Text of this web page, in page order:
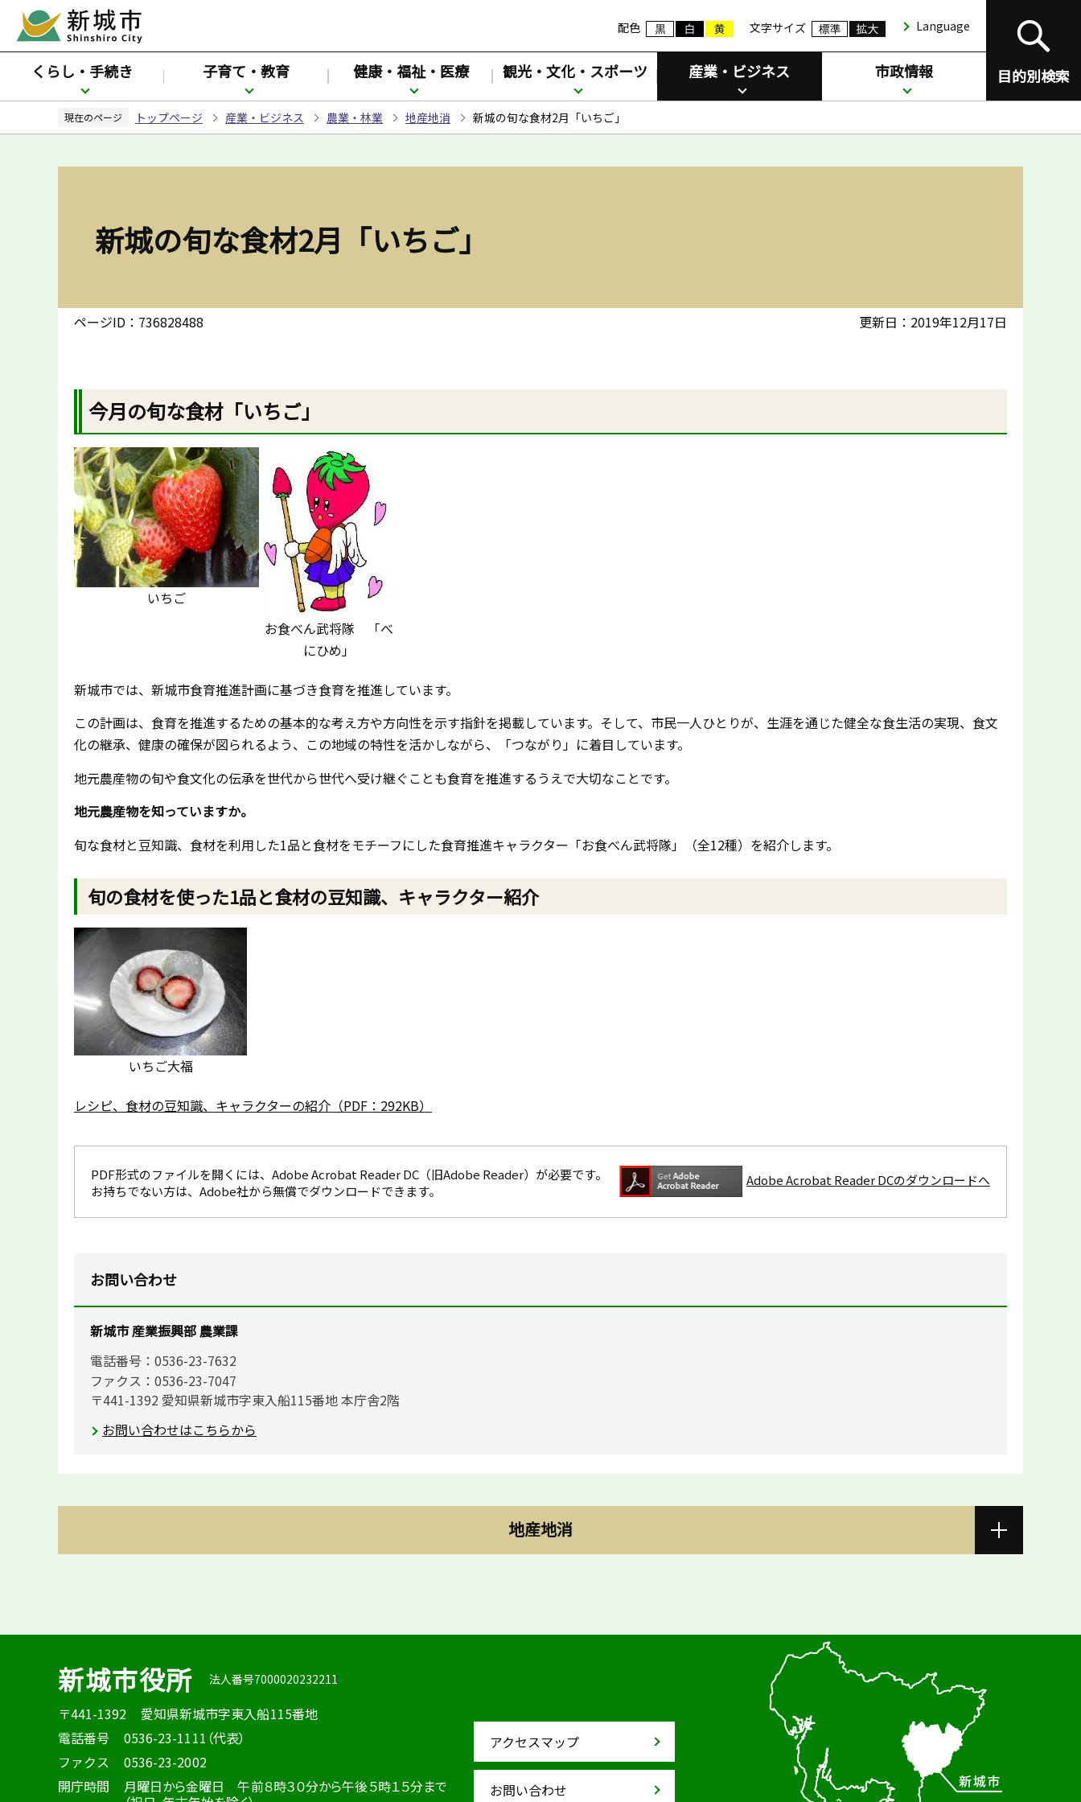
ペ
ジ
先
配色 文字サイズ Language
目的別検索
くらし・手続き 子育て・教育 健康・福祉・医療 観光・文化・スポーツ 産業・ビジネス 市政情報
現在のページ トップページ 産業・ビジネス 農業・林業 地産地消 新城の旬な食材2月「いちご」
新城の旬な食材2月「いちご」
ページID：736828488 更新日：2019年12月17日
今月の旬な食材「いちご」
いちご
お食べん武将隊 「べ
にひめ」
新城市では、新城市食育推進計画に基づき食育を推進しています。
この計画は、食育を推進するための基本的な考え方や方向性を示す指針を掲載しています。そして、市民一人ひとりが、生涯を通じた健全な食生活の実現、食文
化の継承、健康の確保が図られるよう、この地域の特性を活かしながら、「つながり」に着目しています。
地元農産物の旬や食文化の伝承を世代から世代へ受け継ぐことも食育を推進するうえで大切なことです。
地元農産物を知っていますか。
旬な食材と豆知識、食材を利用した1品と食材をモチーフにした食育推進キャラクター「お食べん武将隊」（全12種）を紹介します。
旬の食材を使った1品と食材の豆知識、キャラクター紹介
いちご大福
レシピ、食材の豆知識、キャラクターの紹介（PDF：292KB）
PDF形式のファイルを開くには、Adobe Acrobat Reader DC（旧Adobe Reader）が必要です。
お持ちでない方は、Adobe社から無償でダウンロードできます。
Adobe Acrobat Reader DCのダウンロードへ
お問い合わせ
新城市 産業振興部 農業課
電話番号：0536-23-7632
ファクス：0536-23-7047
〒441-1392 愛知県新城市字東入船115番地 本庁舎2階
お問い合わせはこちらから
地産地消
新城市役所 法人番号7000020232211
〒441-1392
愛知県新城市字東入船115番地
電話番号
0536-23-1111（代表）
ファクス
0536-23-2002
開庁時間
月曜日から金曜日 午前８時３０分から午後５時１５分まで
アクセスマップ
お問い合わせ